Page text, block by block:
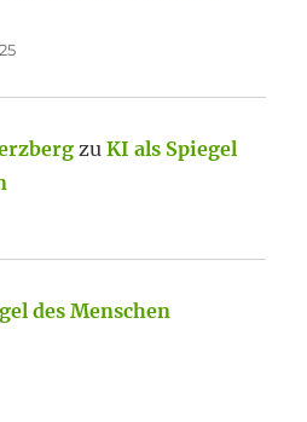
zuKI als Spiegel
des Menschen